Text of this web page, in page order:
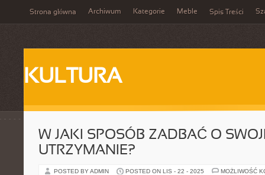
Strona główna Archiwum Kategorie Meble Spis Treści
KULTURA
W JAKI SPOSÓB ZADBAĆ O
UTRZYMANIE?
POSTED BY ADMIN POSTED ON LIS - 22 - 2025
MOŻLIWOŚĆ